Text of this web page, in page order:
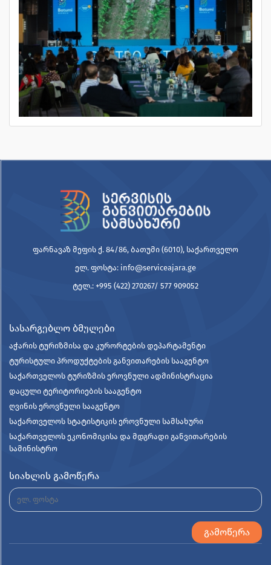
ფარნავაზ მეფის ქ. 84/86, ბათუმი (6010), საქართველო
ელ. ფოსტა: info@serviceajara.ge
ტელ.: +995 (422) 270267/ 577 909052
სასარგებლო ბმულები
აჭარის ტურიზმისა და კურორტების დეპარტამენტი
ტურისტული პროდუქტების განვითარების სააგენტო
საქართველოს ტურიზმის ეროვნული ადმინისტრაცია
დაცული ტერიტორიების სააგენტო
ღვინის ეროვნული სააგენტო
საქართველოს სტატისტიკის ეროვნული სამსახური
საქართველოს ეკონომიკისა და მდგრადი განვითარების
სამინისტრო
სიახლის გამოწერა